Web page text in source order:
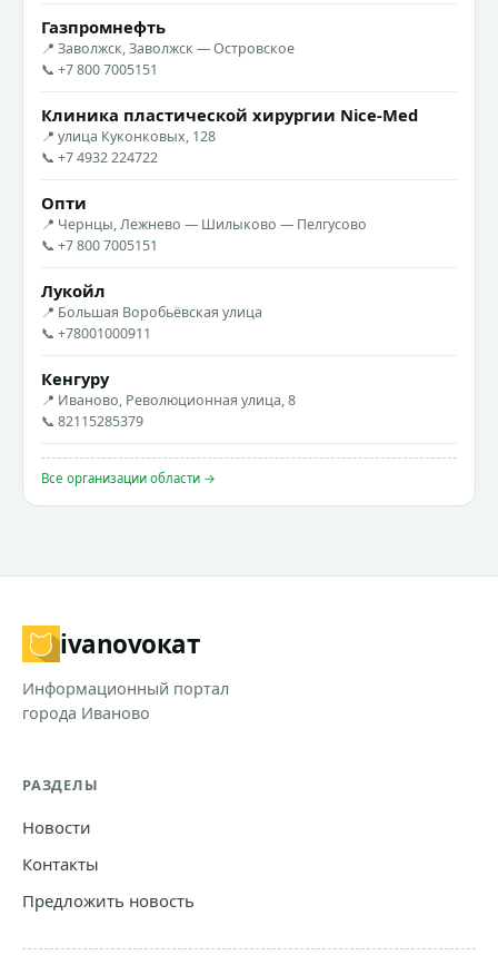
Газпромнефть
📍 Заволжск, Заволжск — Островское
📞 +7 800 7005151
Клиника пластической хирургии Nice-Med
📍 улица Куконковых, 128
📞 +7 4932 224722
Опти
📍 Чернцы, Лежнево — Шилыково — Пелгусово
📞 +7 800 7005151
Лукойл
📍 Большая Воробьёвская улица
📞 +78001000911
Кенгуру
📍 Иваново, Революционная улица, 8
📞 82115285379
Все организации области →
ivanovoкат
Информационный портал
города Иваново
РАЗДЕЛЫ
Новости
Контакты
Предложить новость